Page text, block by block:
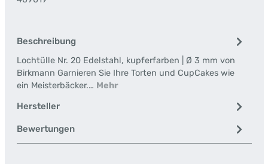
Beschreibung
Lochtülle Nr. 20 Edelstahl, kupferfarben | Ø 3 mm von
Birkmann Garnieren Sie Ihre Torten und CupCakes wie
ein Meisterbäcker.… Mehr
Hersteller
Bewertungen